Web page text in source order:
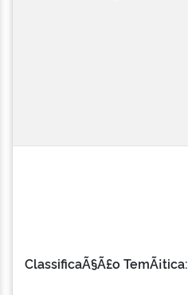
ClassificaÃ§Ã£o TemÃ¡tica: